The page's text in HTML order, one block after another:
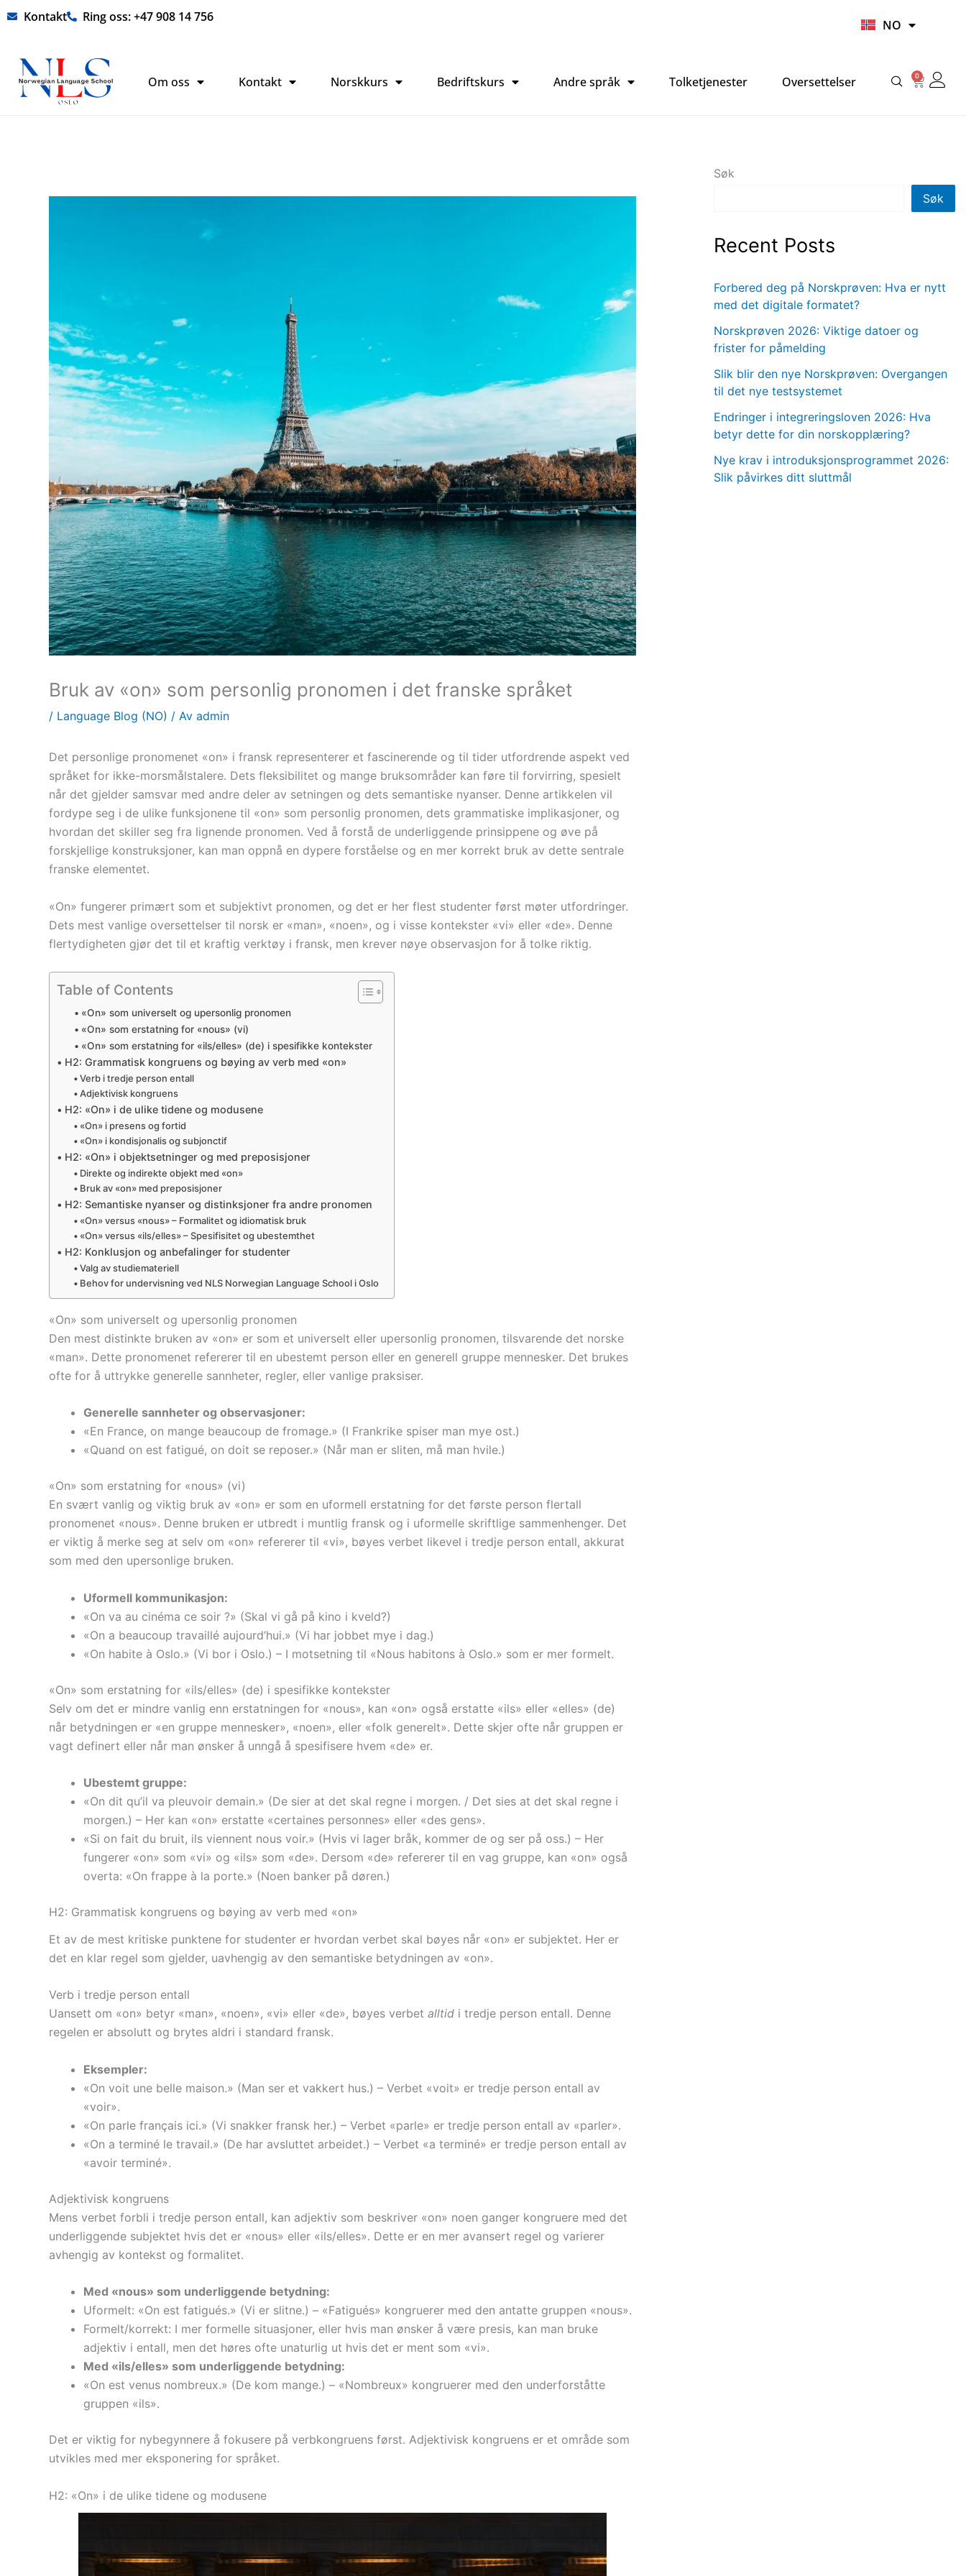
Hopp
innholdet
Kontakt Ring oss: +47 908 14 756
NO
HI
Om oss Kontakt Norskkurs Bedriftskurs Andre språk Tolketjenester Oversettelser 0
Bruk av «on» som personlig pronomen i det franske språket
/ Language Blog (NO) / Av admin
Det personlige pronomenet «on» i fransk representerer et fascinerende og til tider utfordrende aspekt ved
språket for ikke-morsmålstalere. Dets fleksibilitet og mange bruksområder kan føre til forvirring, spesielt
når det gjelder samsvar med andre deler av setningen og dets semantiske nyanser. Denne artikkelen vil
fordype seg i de ulike funksjonene til «on» som personlig pronomen, dets grammatiske implikasjoner, og
hvordan det skiller seg fra lignende pronomen. Ved å forstå de underliggende prinsippene og øve på
forskjellige konstruksjoner, kan man oppnå en dypere forståelse og en mer korrekt bruk av dette sentrale
franske elementet.
«On» fungerer primært som et subjektivt pronomen, og det er her flest studenter først møter utfordringer.
Dets mest vanlige oversettelser til norsk er «man», «noen», og i visse kontekster «vi» eller «de». Denne
flertydigheten gjør det til et kraftig verktøy i fransk, men krever nøye observasjon for å tolke riktig.
Table of Contents
«On» som universelt og upersonlig pronomen
«On» som erstatning for «nous» (vi)
«On» som erstatning for «ils/elles» (de) i spesifikke kontekster
H2: Grammatisk kongruens og bøying av verb med «on»
Verb i tredje person entall
Adjektivisk kongruens
H2: «On» i de ulike tidene og modusene
«On» i presens og fortid
«On» i kondisjonalis og subjonctif
H2: «On» i objektsetninger og med preposisjoner
Direkte og indirekte objekt med «on»
Bruk av «on» med preposisjoner
H2: Semantiske nyanser og distinksjoner fra andre pronomen
«On» versus «nous» – Formalitet og idiomatisk bruk
«On» versus «ils/elles» – Spesifisitet og ubestemthet
H2: Konklusjon og anbefalinger for studenter
Valg av studiemateriell
Behov for undervisning ved NLS Norwegian Language School i Oslo
«On» som universelt og upersonlig pronomen
Den mest distinkte bruken av «on» er som et universelt eller upersonlig pronomen, tilsvarende det norske
«man». Dette pronomenet refererer til en ubestemt person eller en generell gruppe mennesker. Det brukes
ofte for å uttrykke generelle sannheter, regler, eller vanlige praksiser.
Generelle sannheter og observasjoner:
«En France, on mange beaucoup de fromage.» (I Frankrike spiser man mye ost.)
«Quand on est fatigué, on doit se reposer.» (Når man er sliten, må man hvile.)
«On» som erstatning for «nous» (vi)
En svært vanlig og viktig bruk av «on» er som en uformell erstatning for det første person flertall
pronomenet «nous». Denne bruken er utbredt i muntlig fransk og i uformelle skriftlige sammenhenger. Det
er viktig å merke seg at selv om «on» refererer til «vi», bøyes verbet likevel i tredje person entall, akkurat
som med den upersonlige bruken.
Uformell kommunikasjon:
«On va au cinéma ce soir ?» (Skal vi gå på kino i kveld?)
«On a beaucoup travaillé aujourd’hui.» (Vi har jobbet mye i dag.)
«On habite à Oslo.» (Vi bor i Oslo.) – I motsetning til «Nous habitons à Oslo.» som er mer formelt.
«On» som erstatning for «ils/elles» (de) i spesifikke kontekster
Selv om det er mindre vanlig enn erstatningen for «nous», kan «on» også erstatte «ils» eller «elles» (de)
når betydningen er «en gruppe mennesker», «noen», eller «folk generelt». Dette skjer ofte når gruppen er
vagt definert eller når man ønsker å unngå å spesifisere hvem «de» er.
Ubestemt gruppe:
«On dit qu’il va pleuvoir demain.» (De sier at det skal regne i morgen. / Det sies at det skal regne i
morgen.) – Her kan «on» erstatte «certaines personnes» eller «des gens».
«Si on fait du bruit, ils viennent nous voir.» (Hvis vi lager bråk, kommer de og ser på oss.) – Her
fungerer «on» som «vi» og «ils» som «de». Dersom «de» refererer til en vag gruppe, kan «on» også
overta: «On frappe à la porte.» (Noen banker på døren.)
H2: Grammatisk kongruens og bøying av verb med «on»
Et av de mest kritiske punktene for studenter er hvordan verbet skal bøyes når «on» er subjektet. Her er
det en klar regel som gjelder, uavhengig av den semantiske betydningen av «on».
Verb i tredje person entall
Uansett om «on» betyr «man», «noen», «vi» eller «de», bøyes verbet alltid i tredje person entall. Denne
regelen er absolutt og brytes aldri i standard fransk.
Eksempler:
«On voit une belle maison.» (Man ser et vakkert hus.) – Verbet «voit» er tredje person entall av
«voir».
«On parle français ici.» (Vi snakker fransk her.) – Verbet «parle» er tredje person entall av «parler».
«On a terminé le travail.» (De har avsluttet arbeidet.) – Verbet «a terminé» er tredje person entall av
«avoir terminé».
Adjektivisk kongruens
Mens verbet forbli i tredje person entall, kan adjektiv som beskriver «on» noen ganger kongruere med det
underliggende subjektet hvis det er «nous» eller «ils/elles». Dette er en mer avansert regel og varierer
avhengig av kontekst og formalitet.
Med «nous» som underliggende betydning:
Uformelt: «On est fatigués.» (Vi er slitne.) – «Fatigués» kongruerer med den antatte gruppen «nous».
Formelt/korrekt: I mer formelle situasjoner, eller hvis man ønsker å være presis, kan man bruke
adjektiv i entall, men det høres ofte unaturlig ut hvis det er ment som «vi».
Med «ils/elles» som underliggende betydning:
«On est venus nombreux.» (De kom mange.) – «Nombreux» kongruerer med den underforståtte
gruppen «ils».
Det er viktig for nybegynnere å fokusere på verbkongruens først. Adjektivisk kongruens er et område som
utvikles med mer eksponering for språket.
H2: «On» i de ulike tidene og modusene
Søk
Søk
Recent Posts
Forbered deg på Norskprøven: Hva er nytt
med det digitale formatet?
Norskprøven 2026: Viktige datoer og
frister for påmelding
Slik blir den nye Norskprøven: Overgangen
til det nye testsystemet
Endringer i integreringsloven 2026: Hva
betyr dette for din norskopplæring?
Nye krav i introduksjonsprogrammet 2026:
Slik påvirkes ditt sluttmål